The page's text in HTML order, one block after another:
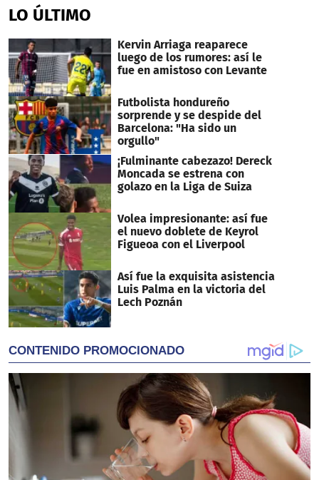
of
1
28
seconds
LO ÚLTIMO
Kervin Arriaga reaparece
luego de los rumores: así le
fue en amistoso con Levante
Futbolista hondureño
sorprende y se despide del
Barcelona: "Ha sido un
orgullo"
¡Fulminante cabezazo! Dereck
Moncada se estrena con
golazo en la Liga de Suiza
Volea impresionante: así fue
el nuevo doblete de Keyrol
Figueoa con el Liverpool
Así fue la exquisita asistencia
Luis Palma en la victoria del
Lech Poznán